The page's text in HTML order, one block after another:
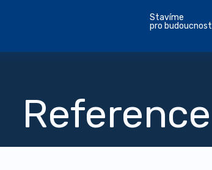
Stavíme
pro budoucnost
Reference